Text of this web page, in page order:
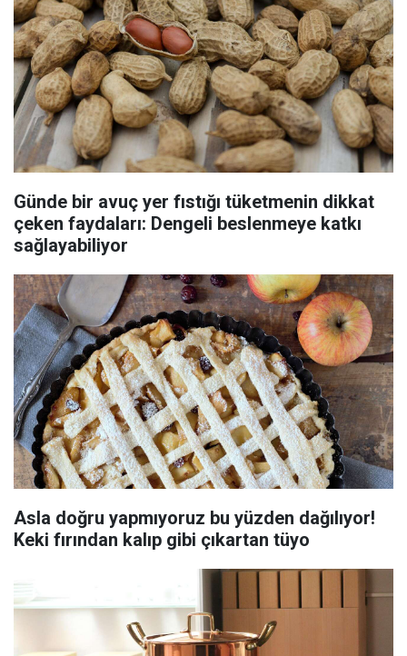
Günde bir avuç yer fıstığı tüketmenin dikkat
çeken faydaları: Dengeli beslenmeye katkı
sağlayabiliyor
Asla doğru yapmıyoruz bu yüzden dağılıyor!
Keki fırından kalıp gibi çıkartan tüyo